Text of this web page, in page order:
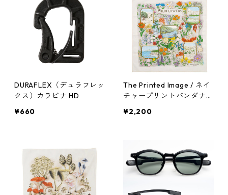
DURAFLEX（デュラフレッ
クス）カラビナ HD
¥660
The Printed Image / ネイ
チャープリントバンダナ
¥2,200